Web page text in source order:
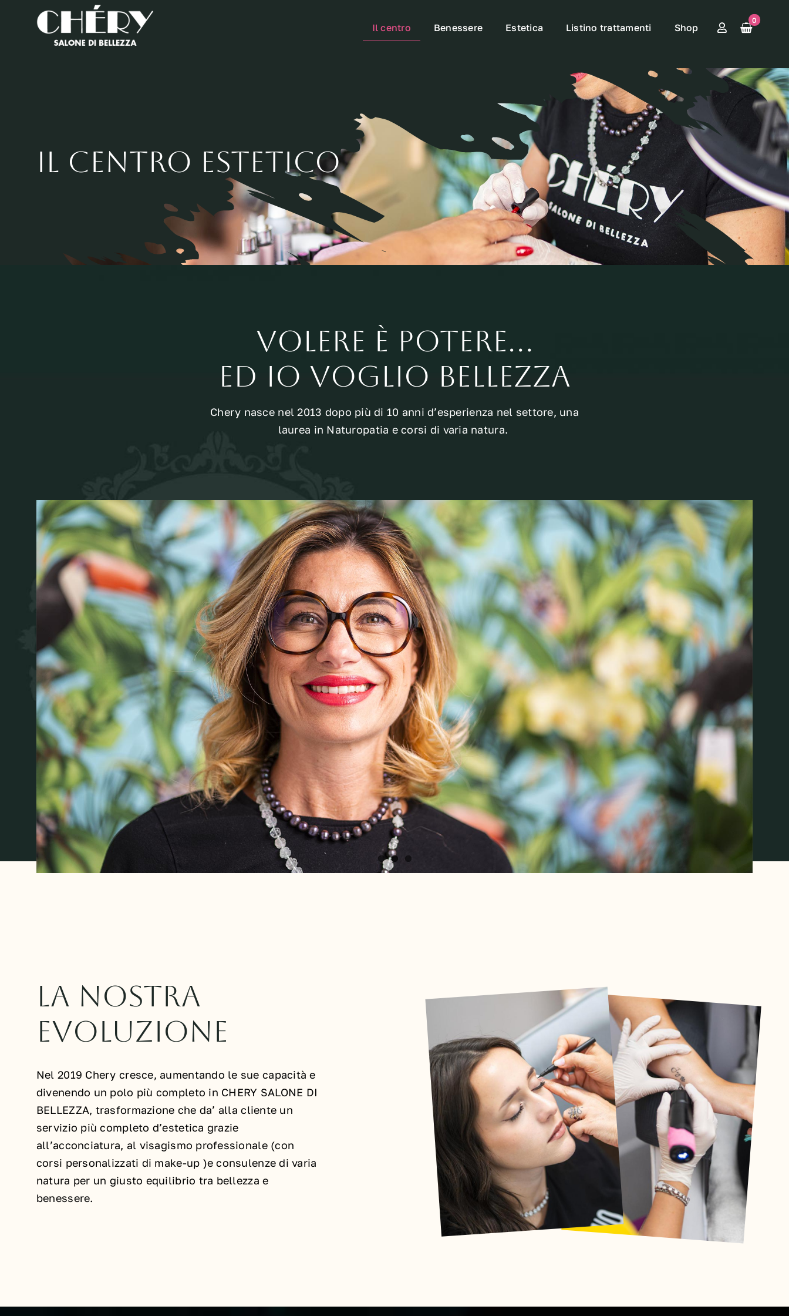
Il centro Benessere Estetica Listino trattamenti Shop
0
Il centro estetico
Volere è potere…
ed io voglio BELLEZZA
Chery nasce nel 2013 dopo più di 10 anni d’esperienza nel settore, una
laurea in Naturopatia e corsi di varia natura.
La nostra
evoluzione
Nel 2019 Chery cresce, aumentando le sue capacità e
divenendo un polo più completo in CHERY SALONE DI
BELLEZZA, trasformazione che da’ alla cliente un
servizio più completo d’estetica grazie
all’acconciatura, al visagismo professionale (con
corsi personalizzati di make-up )e consulenze di varia
natura per un giusto equilibrio tra bellezza e
benessere.